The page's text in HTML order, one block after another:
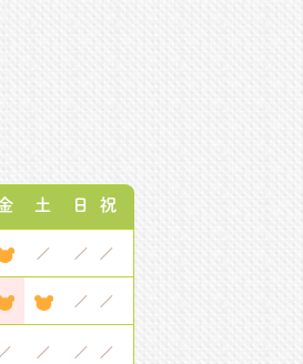
土 日 祝
／ ／ ／
／ ／
／ ／ ／ ／